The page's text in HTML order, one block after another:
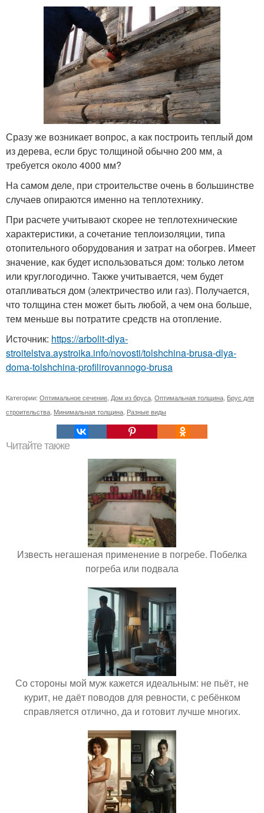
Сразу же возникает вопрос, а как построить теплый дом
из дерева, если брус толщиной обычно 200 мм, а
требуется около 4000 мм?
На самом деле, при строительстве очень в большинстве
случаев опираются именно на теплотехнику.
При расчете учитывают скорее не теплотехнические
характеристики, а сочетание теплоизоляции, типа
отопительного оборудования и затрат на обогрев. Имеет
значение, как будет использоваться дом: только летом
или круглогодично. Также учитывается, чем будет
отапливаться дом (электричество или газ). Получается,
что толщина стен может быть любой, а чем она больше,
тем меньше вы потратите средств на отопление.
Источник: https://arbolit-dlya-
stroitelstva.aystroika.info/novosti/tolshchina-brusa-dlya-
doma-tolshchina-profilirovannogo-brusa
Категории: Оптимальное сечение Дом из бруса Оптимальная толщина Брус для
строительства Минимальная толщина Разные виды
Читайте также
Известь негашеная применение в погребе. Побелка
погреба или подвала
Со стороны мой муж кажется идеальным: не пьёт, не
курит, не даёт поводов для ревности, с ребёнком
справляется отлично, да и готовит лучше многих.